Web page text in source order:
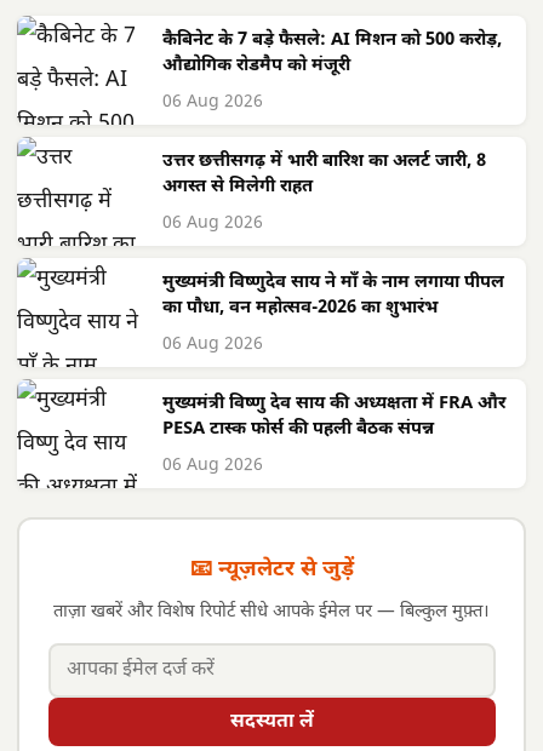
कैबिनेट के 7 बड़े फैसले: AI मिशन को 500 करोड़,
औद्योगिक रोडमैप को मंजूरी
06 Aug 2026
उत्तर छत्तीसगढ़ में भारी बारिश का अलर्ट जारी, 8
अगस्त से मिलेगी राहत
06 Aug 2026
मुख्यमंत्री विष्णुदेव साय ने माँ के नाम लगाया पीपल
का पौधा, वन महोत्सव-2026 का शुभारंभ
06 Aug 2026
मुख्यमंत्री विष्णु देव साय की अध्यक्षता में FRA और
PESA टास्क फोर्स की पहली बैठक संपन्न
06 Aug 2026
📧 न्यूज़लेटर से जुड़ें
ताज़ा खबरें और विशेष रिपोर्ट सीधे आपके ईमेल पर — बिल्कुल मुफ़्त।
सदस्यता लें